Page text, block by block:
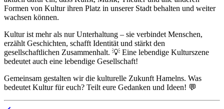
Formen von Kultur ihren Platz in unserer Stadt behalten und weiter
wachsen können.
Kultur ist mehr als nur Unterhaltung – sie verbindet Menschen,
erzählt Geschichten, schafft Identität und stärkt den
gesellschaftlichen Zusammenhalt. 💡 Eine lebendige Kulturszene
bedeutet auch eine lebendige Gesellschaft!
Gemeinsam gestalten wir die kulturelle Zukunft Hamelns. Was
bedeutet Kultur für euch? Teilt eure Gedanken und Ideen! 💬